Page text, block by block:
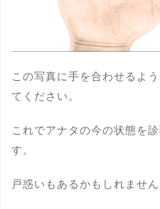
この写真に手を合わせるよ
てください。
これでアナタの今の状態を
す。
戸惑いもあるかもしれません